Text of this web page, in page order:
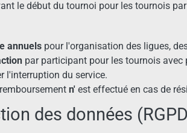
le début du tournoi pour les tournois
annuels pour l'organisation des ligues,
par participant pour les tournois avec
l'interruption du service.
remboursement n' est effectué en cas de
des données